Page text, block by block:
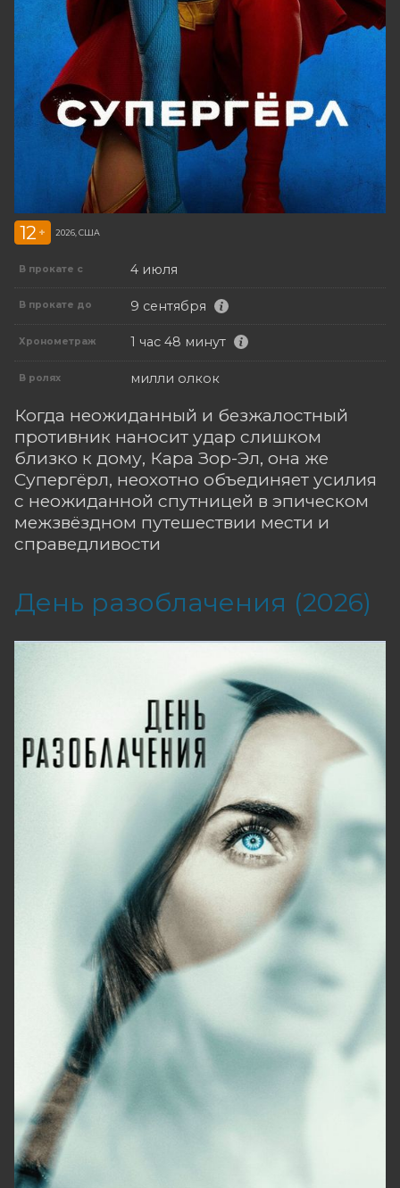
12 + 2026, США
В прокате с 4 июля
В прокате до 9 сентября
Хронометраж 1 час 48 минут
В ролях милли олкок
Когда неожиданный и безжалостный
противник наносит удар слишком
близко к дому, Кара Зор-Эл, она же
Супергёрл, неохотно объединяет усилия
с неожиданной спутницей в эпическом
межзвёздном путешествии мести и
справедливости
День разоблачения (2026)